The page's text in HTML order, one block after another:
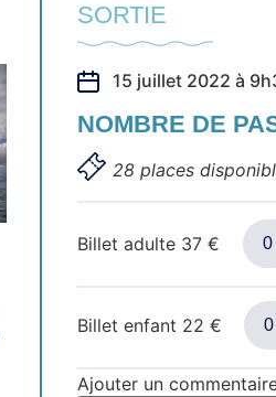
SORTIE
15 juillet 2022 à
NOMBRE DE
28 places
Billet adulte 37 €
Billet enfant 22 €
Ajouter un